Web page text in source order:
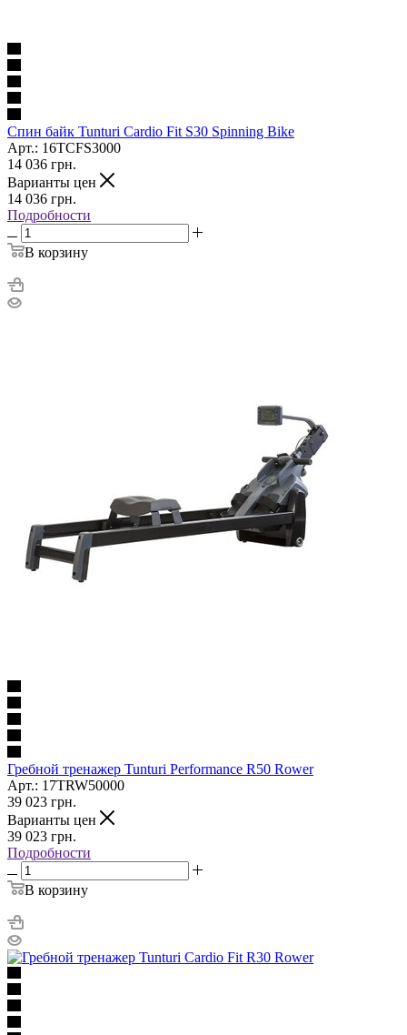
Cпин байк Tunturi Cardio Fit S30 Spinning Bike
Арт.: 16TCFS3000
14 036 грн.
Варианты цен
14 036 грн.
Подробности
В корзину
Гребной тренажер Tunturi Performance R50 Rower
Арт.: 17TRW50000
39 023 грн.
Варианты цен
39 023 грн.
Подробности
В корзину